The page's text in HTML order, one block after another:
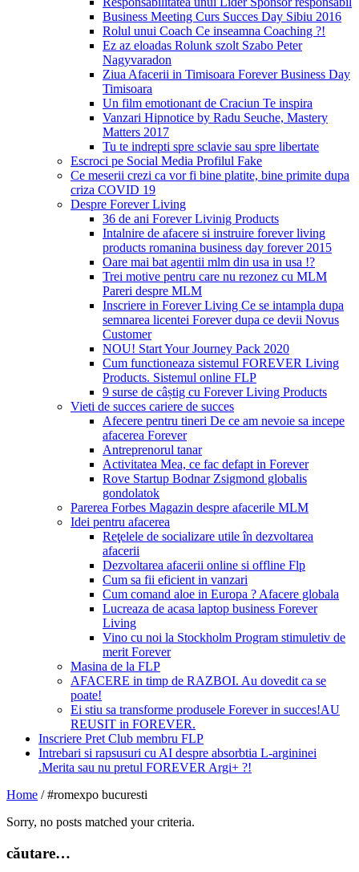
Business Meeting Curs Succes Day Sibiu 2016
Rolul unui Coach Ce inseamna Coaching ?!
Ez az eloadas Rolunk szolt Szabo Peter
Nagyvaradon
Ziua Afacerii in Timisoara Forever Business Day
Timisoara
Un film emotionant de Craciun Te inspira
Vanzari Hipnotice by Radu Seuche, Mastery
Matters 2017
Tu te indrepti spre sclavie sau spre libertate
Escroci pe Social Media Profilul Fake
Ce meserii crezi ca vor fi bine platite, bine primite dupa
criza COVID 19
Despre Forever Living
36 de ani Forever Livinig Products
Intalnire de afacere si instruire forever living
products romanina business day forever 2015
Oare mai bat agentii mlm din usa in usa !?
Trei motive pentru care nu rezonez cu MLM
Pareri despre MLM
Inscriere in Forever Living Ce se intampla dupa
semnarea licentei Forever dupa ce devii Novus
Customer
NOU! Start Your Journey Pack 2020
Cum functioneaza sistemul FOREVER Living
Products. Sistemul online FLP
9 surse de câștig cu Forever Living Products
Vieti de succes cariere de succes
Afecere pentru tineri De ce am nevoie sa incepe
afacerea Forever
Antreprenorul tanar
Activitatea Mea, ce fac defapt in Forever
Rove Startup Bodnar Zsigmond globalis
gondolatok
Parerea Forbes Magazin despre afacerile MLM
Idei pentru afacerea
Reţelele de socializare utile în dezvoltarea
afacerii
Dezvoltarea afacerii online si offline Flp
Cum sa fii eficient in vanzari
Cum comand aloe in Europa ? Afacere globala
Lucreaza de acasa laptop business Forever
Living
Vino cu noi la Stockholm Program stimuletiv de
merit Forever
Masina de la FLP
AFACERE in timp de RAZBOI. Au dovedit ca se
poate!
Ei stiu sa transforme produsele Forever in succes!AU
REUSIT in FOREVER.
Inscriere Pret Club membru FLP
Intrebari si rapsusuri cu AI despre absorbtia L-argininei
.Merita sau nu pretul FOREVER Argi+ ?!
Home / #romexpo bucuresti
Sorry, no posts matched your criteria.
căutare…